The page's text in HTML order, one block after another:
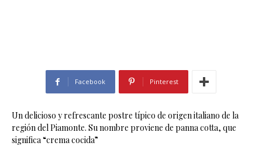
Facebook Pinterest
Un delicioso y refrescante postre típico de origen italiano de la
región del Piamonte. Su nombre proviene de panna cotta, que
significa “crema cocida”